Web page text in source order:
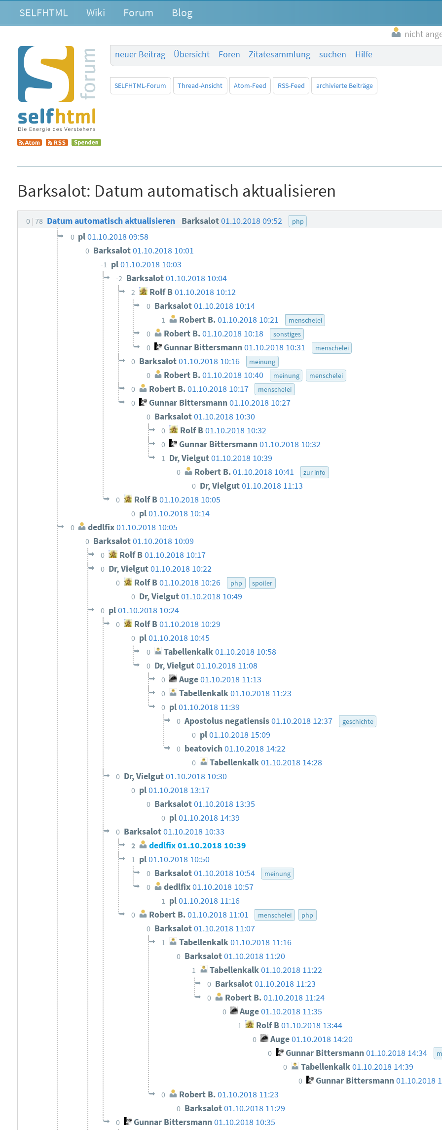
SELFHTML Wiki Forum Blog
nicht
neuer Beitrag
Übersicht Foren Zitatesammlung suchen Hilfe
SELFHTML-Forum Thread-Ansicht Atom-Feed RSS-Feed archivierte Beiträge
Barksalot: Datum automatisch aktualisieren
0 78 Datum automatisch aktualisieren Barksalot01.10.2018 09:52 php
0 pl01.10.2018 09:58
0 Barksalot01.10.2018 10:01
-1 pl01.10.2018 10:03
-2 Barksalot01.10.2018 10:04
2 Rolf B01.10.2018 10:12
0 Barksalot01.10.2018 10:14
1 Robert B.01.10.2018 10:21 menschelei
0 Robert B.01.10.2018 10:18 sonstiges
0 Gunnar Bittersmann01.10.2018 10:31 menschelei
0 Barksalot01.10.2018 10:16 meinung
0 Robert B.01.10.2018 10:40 meinung menschelei
0 Robert B. 01.10.2018 10:17 menschelei
0 Gunnar Bittersmann 01.10.2018 10:27
0 Barksalot01.10.2018 10:30
0 Rolf B01.10.2018 10:32
0 Gunnar Bittersmann01.10.2018 10:32
1 Dr, Vielgut01.10.2018 10:39
0 Robert B.01.10.2018 10:41 zur info
0 Dr, Vielgut01.10.2018 11:13
0 Rolf B 01.10.2018 10:05
0 pl01.10.2018 10:14
0 dedlfix01.10.2018 10:05
0 Barksalot01.10.2018 10:09
0 Rolf B01.10.2018 10:17
0 Dr, Vielgut01.10.2018 10:22
0 Rolf B 01.10.2018 10:26 php spoiler
0 Dr, Vielgut01.10.2018 10:49
0 pl01.10.2018 10:24
0 Rolf B 01.10.2018 10:29
0 pl01.10.2018 10:45
0 Tabellenkalk01.10.2018 10:58
0 Dr, Vielgut01.10.2018 11:08
0 Auge01.10.2018 11:13
0 Tabellenkalk01.10.2018 11:23
0 pl01.10.2018 11:39
0 Apostolus negatiensis01.10.2018 12:37 geschichte
0 pl01.10.2018 15:09
0 beatovich01.10.2018 14:22
0 Tabellenkalk01.10.2018 14:28
0 Dr, Vielgut01.10.2018 10:30
0 pl01.10.2018 13:17
0 Barksalot01.10.2018 13:35
0 pl01.10.2018 14:39
0 Barksalot01.10.2018 10:33
2 dedlfix 01.10.2018 10:39
1 pl01.10.2018 10:50
0 Barksalot01.10.2018 10:54 meinung
0 dedlfix01.10.2018 10:57
1 pl01.10.2018 11:16
0 Robert B. 01.10.2018 11:01 menschelei php
0 Barksalot01.10.2018 11:07
1 Tabellenkalk01.10.2018 11:16
0 Barksalot01.10.2018 11:20
1 Tabellenkalk01.10.2018 11:22
0 Barksalot01.10.2018 11:23
0 Robert B.01.10.2018 11:24
0 Auge 01.10.2018 11:35
1 Rolf B01.10.2018 13:44
0 Auge01.10.2018 14:20
0 Gunnar Bittersmann01.10.2018 14:34
0 Tabellenkalk01.10.2018 14:39
0 Gunnar Bittersmann 01.10.2018
0 Robert B.01.10.2018 11:23
0 Barksalot01.10.2018 11:29
0 Gunnar Bittersmann01.10.2018 10:35